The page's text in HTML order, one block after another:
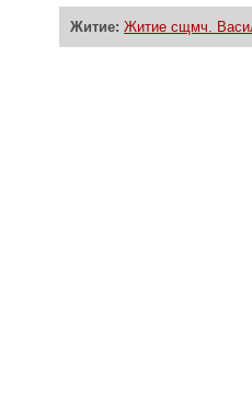
Житие: Житие сщмч.